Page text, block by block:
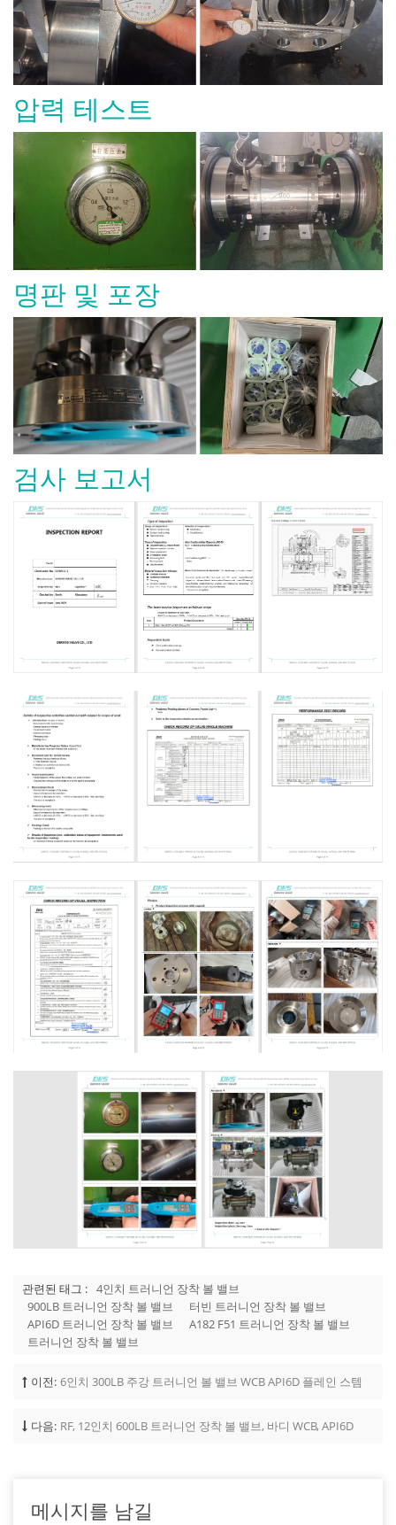
압력 테스트
명판 및 포장
검사 보고서
관련된 태그 : 4인치 트러니언 장착 볼 밸브
900LB 트러니언 장착 볼 밸브
터빈 트러니언 장착 볼 밸브
API6D 트러니언 장착 볼 밸브
A182 F51 트러니언 장착 볼 밸브
트러니언 장착 볼 밸브
이전: 6인치 300LB 주강 트러니언 볼 밸브 WCB API6D 플레인 스템
다음: RF, 12인치 600LB 트러니언 장착 볼 밸브, 바디 WCB, API6D
메시지를 남길